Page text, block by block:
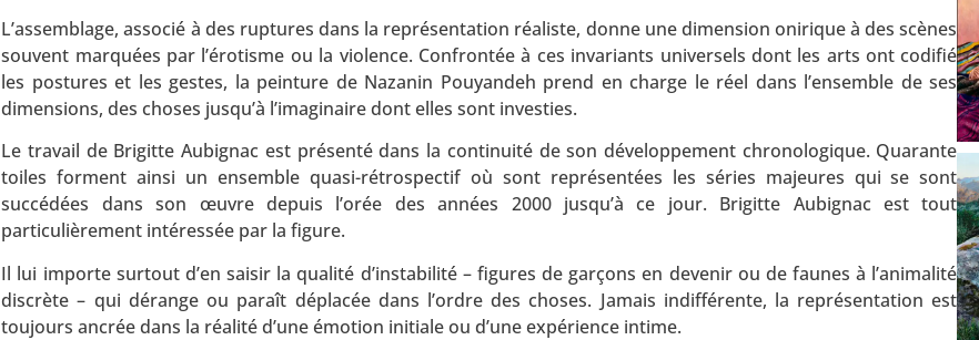
L’assemblage, associé à des ruptures dans la représentation réaliste, donne une dimension onirique à des scènes
souvent marquées par l’érotisme ou la violence. Confrontée à ces invariants universels dont les arts ont codifié
les postures et les gestes, la peinture de Nazanin Pouyandeh prend en charge le réel dans l’ensemble de ses
dimensions, des choses jusqu’à l’imaginaire dont elles sont investies.
Le travail de Brigitte Aubignac est présenté dans la continuité de son développement chronologique. Quarante
toiles forment ainsi un ensemble quasi-rétrospectif où sont représentées les séries majeures qui se sont
succédées dans son œuvre depuis l’orée des années 2000 jusqu’à ce jour. Brigitte Aubignac est tout
particulièrement intéressée par la figure.
Il lui importe surtout d’en saisir la qualité d’instabilité – figures de garçons en devenir ou de faunes à l’animalité
discrète – qui dérange ou paraît déplacée dans l’ordre des choses. Jamais indifférente, la représentation est
toujours ancrée dans la réalité d’une émotion initiale ou d’une expérience intime.